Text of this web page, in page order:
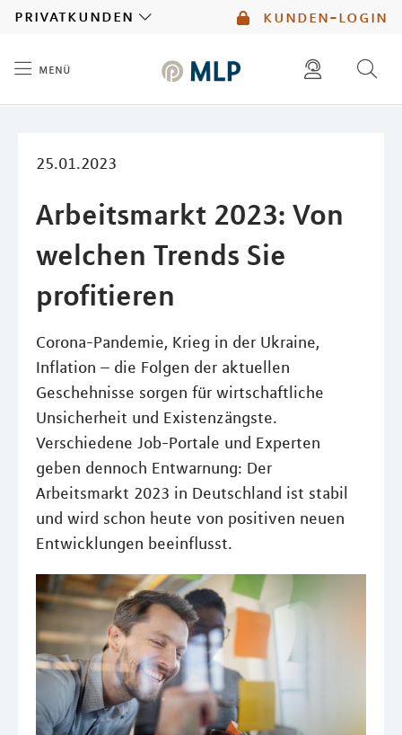
kunden-login
privatkunden
menü
25.01.2023
Arbeitsmarkt 2023: Von
welchen Trends Sie
profitieren
Corona-Pandemie, Krieg in der Ukraine,
Inflation – die Folgen der aktuellen
Geschehnisse sorgen für wirtschaftliche
Unsicherheit und Existenzängste.
Verschiedene Job-Portale und Experten
geben dennoch Entwarnung: Der
Arbeitsmarkt 2023 in Deutschland ist stabil
und wird schon heute von positiven neuen
Entwicklungen beeinflusst.